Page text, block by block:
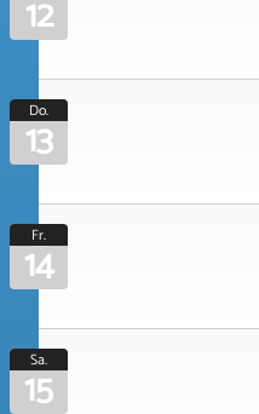
12
Do.
13
Fr.
14
Sa.
15